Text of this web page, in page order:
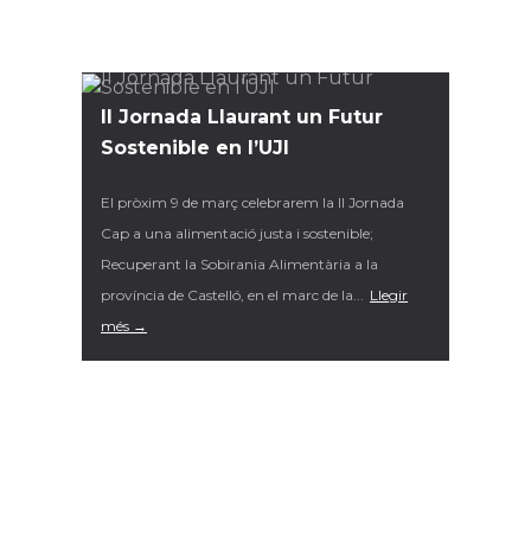
II Jornada Llaurant un Futur
Sostenible en l’UJI
El pròxim 9 de març celebrarem la II Jornada
Cap a una alimentació justa i sostenible;
Recuperant la Sobirania Alimentària a la
província de Castelló, en el marc de la...
Llegir
més →